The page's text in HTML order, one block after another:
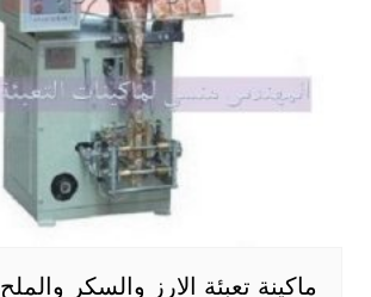
ماكينة تعبئة الارز والسكر والملح